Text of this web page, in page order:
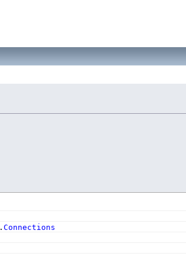
.Connections